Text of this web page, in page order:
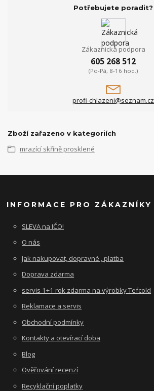
Potřebujete poradit?
Zákaznická podpora
605 268 512
(Po-Pá, 8-16 hod.)
profi-chlazeni@seznam.cz
Zboží zařazeno v kategoriích
mrazící skříně prosklené
INFORMACE PRO ZÁKAZNÍKY
SLEVA na IČO!
O nás
Jak nakupovat, dopravné , platba
Doprava zdarma
servis 1+1 rok zdarma na výrobky Tefcold
Reklamace a servis
Obchodní podmínky
Kontakty a otevírací doba
Blog
Ověřování recenzí
Recyklační poplatky